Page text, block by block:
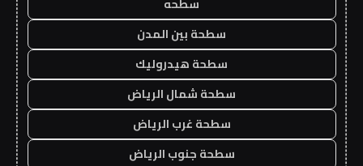
سطحة بين المدن
سطحة هيدروليك
سطحة شمال الرياض
سطحة غرب الرياض
سطحة جنوب الرياض